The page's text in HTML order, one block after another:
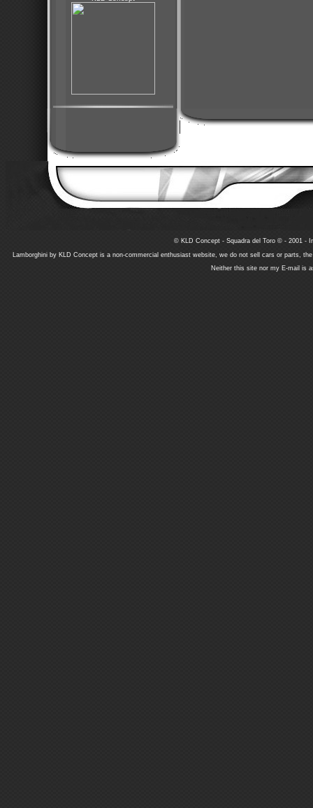
© KLD Concept - Squadra del Toro © - 2001 -
Lamborghini by KLD Concept is a non-commercial enthusiast website, we do not sell cars or parts,
Neither this site nor my E-mail is